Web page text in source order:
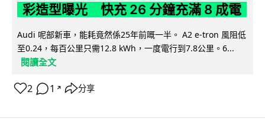
彩造型曝光 快充 26 分鐘充滿 8 成電
Audi 呢部新車，能耗竟然係25年前嘅一半。 A2 e-tron 風阻低
至0.24，每百公里只需12.8 kWh，一度電行到7.8公里。6...
閱讀全文
2 1 ↗ 分享